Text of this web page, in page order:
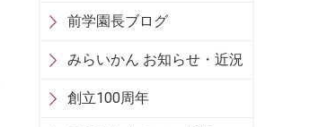
前学園長ブログ
みらいかん お知らせ・近況
創立100周年